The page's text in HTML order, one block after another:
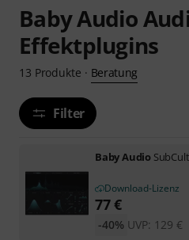
Baby Audio
Effektplugins
13 Produkte · Beratung
Filter
Baby Audio
Download-Lizenz
77€
UVP: 129 €
-40%